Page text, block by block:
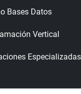
Bases Datos
Vertical
Especializadas